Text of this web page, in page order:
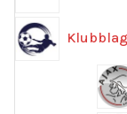
Klubblag